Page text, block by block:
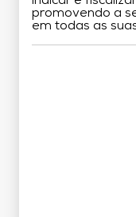
promovendo a
em todas as